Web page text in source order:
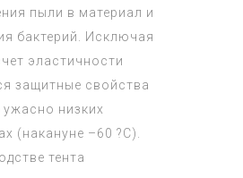
пыли в материал и
бактерий. Исключая
эластичности
защитные свойства
низких
(накануне –60 ?С).
тента